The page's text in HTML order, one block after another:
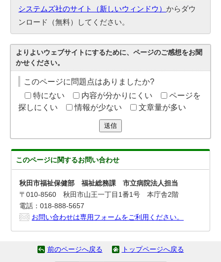
システムズ社のサイト（新しいウィンドウ）からダウ
ンロード（無料）してください。
よりよいウェブサイトにするために、ページのご感想をお聞
かせください。
このページに問題点はありましたか?
特にない
内容が分かりにくい
ページを
探しにくい
情報が少ない 文章量が多い
送信
このページに関するお問い合わせ
秋田市福祉保健部 福祉総務課 市立病院法人担当
〒010-8560 秋田市山王一丁目1番1号 本庁舎2階
電話：018-888-5657
お問い合わせは専用フォームをご利用ください。
前のページへ戻る トップページへ戻る